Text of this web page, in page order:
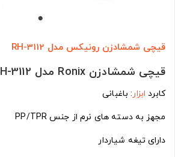
قیچی شمشادزن رونیکس مدل RH-3112
قیچی شمشادزن Ronix مدل RH-3112
کابرد ابزار : باغبانی
مجهز به دسته های نرم از جنس PP/TPR
دارای تیغه شیاردار